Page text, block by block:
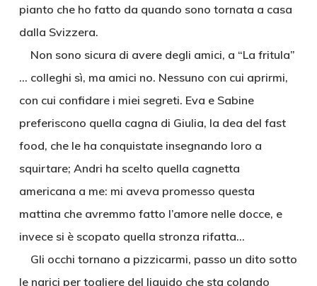
pianto che ho fatto da quando sono tornata a casa
dalla Svizzera.
Non sono sicura di avere degli amici, a “La fritula”
… colleghi sì, ma amici no. Nessuno con cui aprirmi,
con cui confidare i miei segreti. Eva e Sabine
preferiscono quella cagna di Giulia, la dea del fast
food, che le ha conquistate insegnando loro a
squirtare; Andri ha scelto quella cagnetta
americana a me: mi aveva promesso questa
mattina che avremmo fatto l’amore nelle docce, e
invece si è scopato quella stronza rifatta…
Gli occhi tornano a pizzicarmi, passo un dito sotto
le narici per togliere del liquido che sta colando